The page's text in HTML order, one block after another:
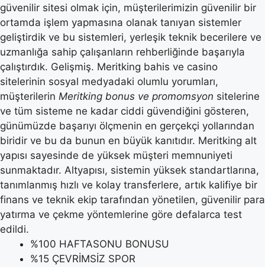
güvenilir sitesi olmak için, müşterilerimizin güvenilir bir
ortamda işlem yapmasına olanak tanıyan sistemler
geliştirdik ve bu sistemleri, yerleşik teknik becerilere ve
uzmanlığa sahip çalışanların rehberliğinde başarıyla
çalıştırdık. Gelişmiş. Meritking bahis ve casino
sitelerinin sosyal medyadaki olumlu yorumları,
müşterilerin Meritking bonus ve promomsyon sitelerine
ve tüm sisteme ne kadar ciddi güvendiğini gösteren,
günümüzde başarıyı ölçmenin en gerçekçi yollarından
biridir ve bu da bunun en büyük kanıtıdır. Meritking alt
yapısı sayesinde de yüksek müşteri memnuniyeti
sunmaktadır. Altyapısı, sistemin yüksek standartlarına,
tanımlanmış hızlı ve kolay transferlere, artık kalifiye bir
finans ve teknik ekip tarafından yönetilen, güvenilir para
yatırma ve çekme yöntemlerine göre defalarca test
edildi.
%100 HAFTASONU BONUSU
%15 ÇEVRİMSİZ SPOR